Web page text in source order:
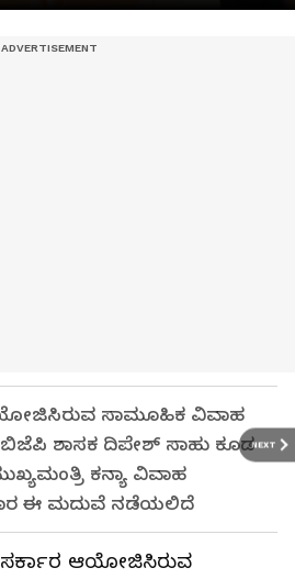
NEXT
ಸಾಮೂಹಿಕ ವಿವಾಹ
ಶಾಸಕ ದಿಪೇಶ್‌ ಸಾಹು ಕೂಡ
ಕನ್ಯಾ ವಿವಾಹ
ಈ ಮದುವೆ ನಡೆಯಲಿದೆ
ಸರ್ಕಾರ ಆಯೋಜಿಸಿರುವ